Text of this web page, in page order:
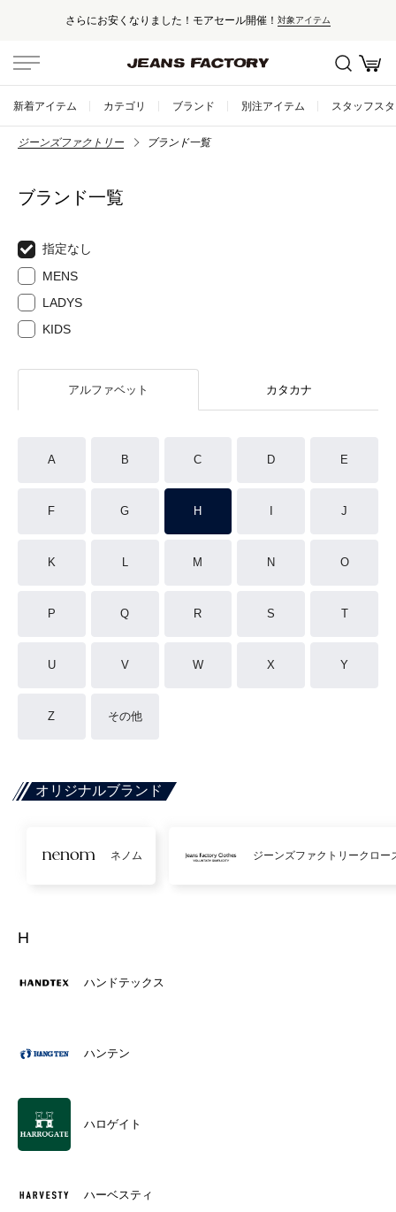
さらにお安くなりました！モアセール開催！ 対象アイテム
新着アイテム カテゴリ ブランド 別注アイテム スタッフス
ジーンズファクトリー ブランド一覧
ブランド一覧
指定なし
MENS
LADYS
KIDS
アルファベット カタカナ
A B C D E
F G H J
K L M N O
P Q R S T
U V W X Y
Z その他
オリジナルブランド
ネノム ジーンズファクトリークロー
H
ハンドテックス
ハンテン
ハロゲイト
ハーベスティ